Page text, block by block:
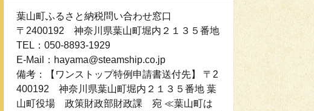
葉山町ふるさと納税問い合わせ窓口
〒2400192 神奈川県葉山町堀内２１３５番地
TEL：050-8893-1929
E-Mail：hayama@steamship.co.jp
備考：【ワンストップ特例申請書送付先】 〒2
400192 神奈川県葉山町堀内２１３５番地 葉
山町役場 政策財政部財政課 宛 ≪葉山町は